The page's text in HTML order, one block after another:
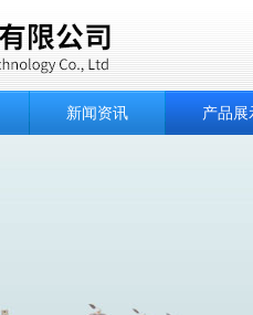
新闻资讯 产品展